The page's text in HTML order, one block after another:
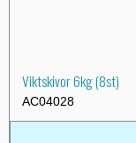
Viktskivor 6kg (8st)
AC04028